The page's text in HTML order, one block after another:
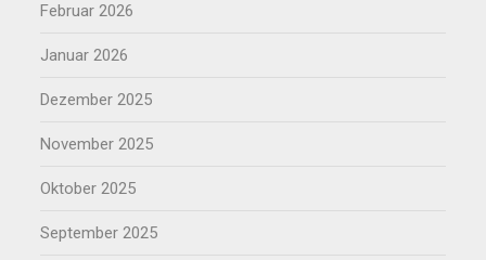
Februar 2026
Januar 2026
Dezember 2025
November 2025
Oktober 2025
September 2025